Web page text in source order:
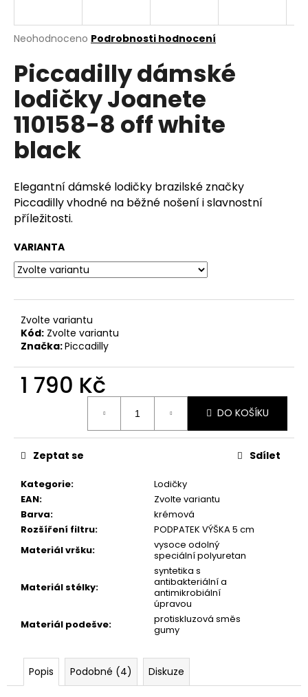
Průměrné
produktu
je
0,0
5
hvězdiček.
Neohodnoceno Podrobnosti hodnocení
Piccadilly dámské
lodičky Joanete
110158-8 off white
black
Elegantní dámské lodičky brazilské značky
Piccadilly vhodné na běžné nošení i slavnostní
příležitosti.
VARIANTA
Zvolte variantu
Kód: Zvolte variantu
Značka:Piccadilly
1 790 Kč
DO KOŠÍKU
Kategorie:
Lodičky
EAN:
Zvolte variantu
Barva:
krémová
Rozšíření filtru:
PODPATEK VÝŠKA 5 cm
Materiál vršku:
vysoce odolný
speciální polyuretan
Materiál stélky:
syntetika s
antibakteriální a
antimikrobiální
úpravou
Materiál podešve:
protiskluzová směs
gumy
Zeptat se Sdílet
Popis Podobné (4) Diskuze
j
t
?
D
p
o
r
u
u
e
m
DÁMSKÉ
BALERÍNY
109018-
ČERNÉ
605
Kč